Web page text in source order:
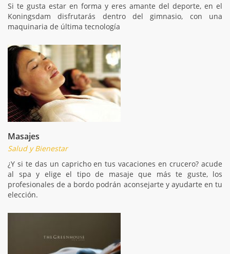
Si te gusta estar en forma y eres amante del deporte, en el
Koningsdam disfrutarás dentro del gimnasio, con una
maquinaria de última tecnología
Masajes
Salud y Bienestar
¿Y si te das un capricho en tus vacaciones en crucero? acude
al spa y elige el tipo de masaje que más te guste, los
profesionales de a bordo podrán aconsejarte y ayudarte en tu
elección.